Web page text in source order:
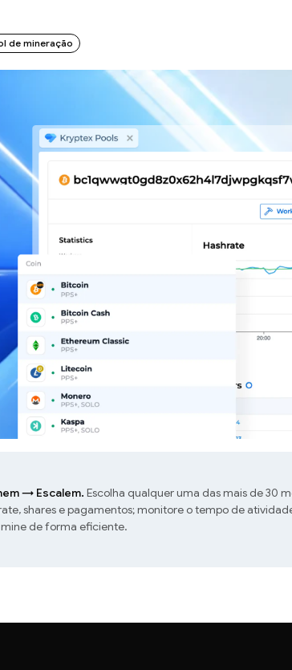
de mineração
→ Escalem. Escolha qualquer uma das mais de 30
shares e pagamentos; monitore o tempo de
de forma eficiente.